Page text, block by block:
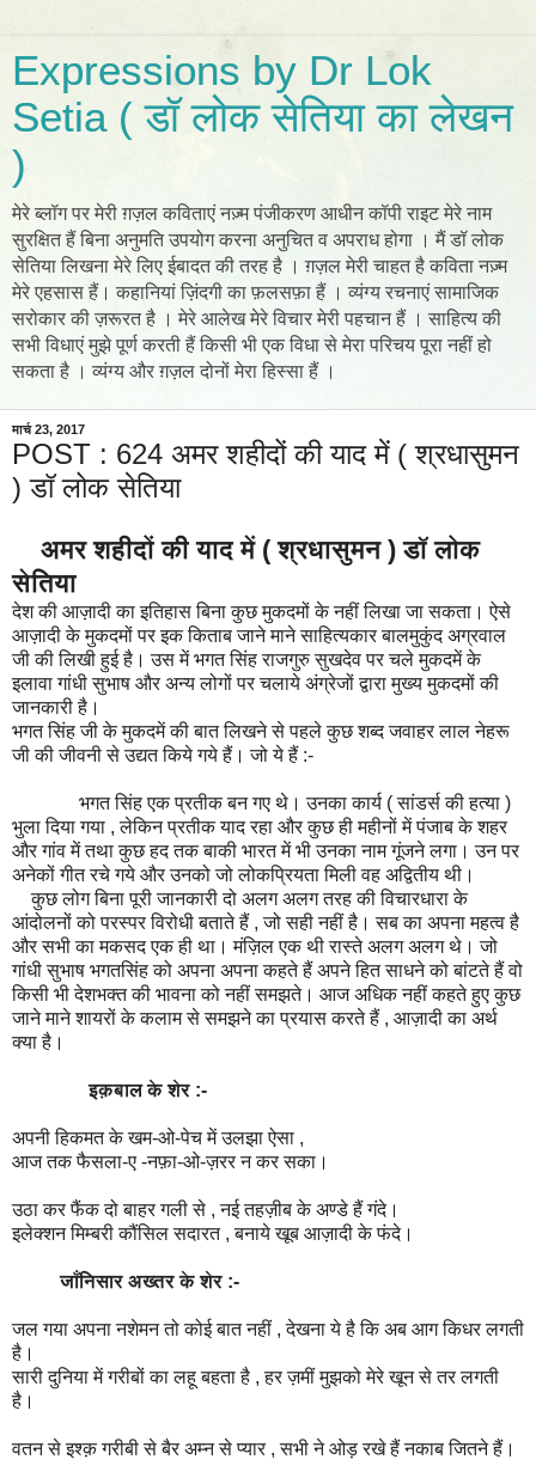
Expressions by Dr Lok
Setia ( डॉ लोक सेतिया का लेखन
)
मेरे ब्लॉग पर मेरी ग़ज़ल कविताएं नज़्म पंजीकरण आधीन कॉपी राइट मेरे नाम
सुरक्षित हैं बिना अनुमति उपयोग करना अनुचित व अपराध होगा । मैं डॉ लोक
सेतिया लिखना मेरे लिए ईबादत की तरह है । ग़ज़ल मेरी चाहत है कविता नज़्म
मेरे एहसास हैं। कहानियां ज़िंदगी का फ़लसफ़ा हैं । व्यंग्य रचनाएं सामाजिक
सरोकार की ज़रूरत है । मेरे आलेख मेरे विचार मेरी पहचान हैं । साहित्य की
सभी विधाएं मुझे पूर्ण करती हैं किसी भी एक विधा से मेरा परिचय पूरा नहीं हो
सकता है । व्यंग्य और ग़ज़ल दोनों मेरा हिस्सा हैं ।
मार्च 23, 2017
POST : 624 अमर शहीदों की याद में ( श्रधासुमन
) डॉ लोक सेतिया
अमर शहीदों की याद में ( श्रधासुमन ) डॉ लोक
सेतिया
देश की आज़ादी का इतिहास बिना कुछ मुकदमों के नहीं लिखा जा सकता। ऐसे
आज़ादी के मुकदमों पर इक किताब जाने माने साहित्यकार बालमुकुंद अग्रवाल
जी की लिखी हुई है। उस में भगत सिंह राजगुरु सुखदेव पर चले मुकदमें के
इलावा गांधी सुभाष और अन्य लोगों पर चलाये अंग्रेजों द्वारा मुख्य मुकदमों की
जानकारी है।
भगत सिंह जी के मुकदमें की बात लिखने से पहले कुछ शब्द जवाहर लाल नेहरू
जी की जीवनी से उद्यत किये गये हैं। जो ये हैं :-
भगत सिंह एक प्रतीक बन गए थे। उनका कार्य ( सांडर्स की हत्या )
भुला दिया गया , लेकिन प्रतीक याद रहा और कुछ ही महीनों में पंजाब के शहर
और गांव में तथा कुछ हद तक बाकी भारत में भी उनका नाम गूंजने लगा। उन पर
अनेकों गीत रचे गये और उनको जो लोकप्रियता मिली वह अद्वितीय थी।
कुछ लोग बिना पूरी जानकारी दो अलग अलग तरह की विचारधारा के
आंदोलनों को परस्पर विरोधी बताते हैं , जो सही नहीं है। सब का अपना महत्व है
और सभी का मकसद एक ही था। मंज़िल एक थी रास्ते अलग अलग थे। जो
गांधी सुभाष भगतसिंह को अपना अपना कहते हैं अपने हित साधने को बांटते हैं वो
किसी भी देशभक्त की भावना को नहीं समझते। आज अधिक नहीं कहते हुए कुछ
जाने माने शायरों के कलाम से समझने का प्रयास करते हैं , आज़ादी का अर्थ
क्या है।
इक़बाल के शेर :-
अपनी हिकमत के खम-ओ-पेच में उलझा ऐसा ,
आज तक फैसला-ए -नफ़ा-ओ-ज़रर न कर सका।
उठा कर फैंक दो बाहर गली से , नई तहज़ीब के अण्डे हैं गंदे।
इलेक्शन मिम्बरी कौंसिल सदारत , बनाये खूब आज़ादी के फंदे।
जाँनिसार अख्तर के शेर :-
जल गया अपना नशेमन तो कोई बात नहीं , देखना ये है कि अब आग किधर लगती
है।
सारी दुनिया में गरीबों का लहू बहता है , हर ज़मीं मुझको मेरे खून से तर लगती
है।
वतन से इश्क़ गरीबी से बैर अम्न से प्यार , सभी ने ओड़ रखे हैं नकाब जितने हैं।